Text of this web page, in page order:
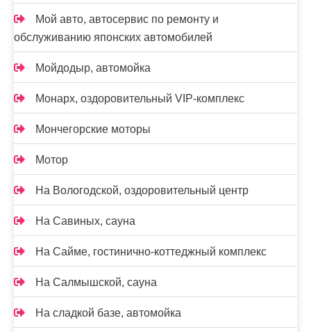
Мой авто, автосервис по ремонту и
обслуживанию японских автомобилей
Мойдодыр, автомойка
Монарх, оздоровительный VIP-комплекс
Мончегорские моторы
Мотор
На Вологодской, оздоровительный центр
На Савиных, сауна
На Сайме, гостинично-коттеджный комплекс
На Салмышской, сауна
На сладкой базе, автомойка